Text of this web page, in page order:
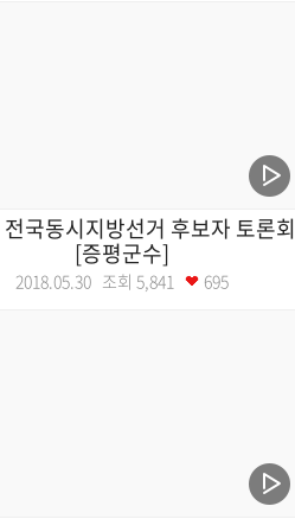
국동시지방선거 후보자 토론회
[증평군수]
2018.05.30 조회 5,841 695